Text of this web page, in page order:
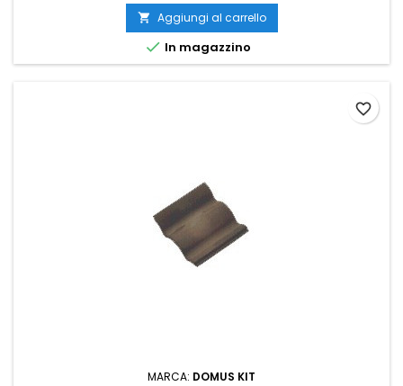
 Aggiungi al carrello
 In magazzino
MARCA: DOMUS KIT
favorite_border